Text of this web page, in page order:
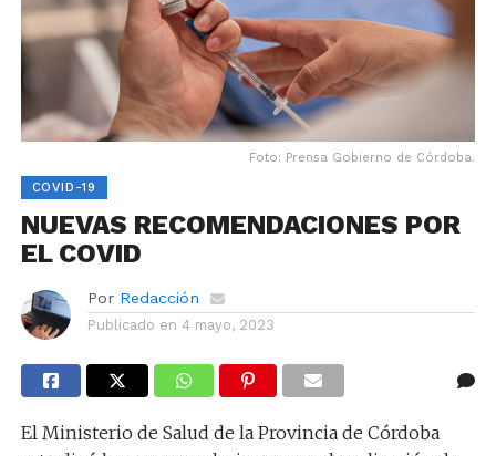
Foto: Prensa Gobierno de Córdoba.
COVID-19
NUEVAS RECOMENDACIONES POR
EL COVID
Por Redacción
Publicado en 4 mayo, 2023
El Ministerio de Salud de la Provincia de Córdoba